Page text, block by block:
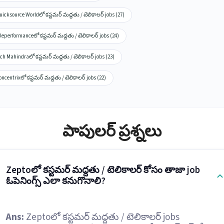
Worldలో కస్టమర్ మద్దతు / టెలికాలర్ jobs (27)
కస్టమర్ మద్దతు / టెలికాలర్ jobs (24)
Mahindraలో కస్టమర్ మద్దతు / టెలికాలర్ jobs (23)
కస్టమర్ మద్దతు / టెలికాలర్ jobs (22)
పాపులర్ ప్రశ్నలు
Zeptoలో కస్టమర్ మద్దతు / టెలికాలర్ కోసం తాజా job
ఓపెనింగ్స్ ఎలా కనుగొనాలి?
Ans: Zeptoలో కస్టమర్ మద్దతు / టెలికాలర్ jobs